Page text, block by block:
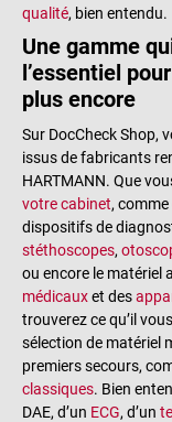
qualité, bien entendu.
Une gamme
l’essentiel
plus encore
Sur DocCheck Shop,
issus de fabricants
HARTMANN. Que
votre cabinet,
dispositifs de
stéthoscopes,
ou encore le matériel
médicauxet des
trouverez ce qu’il
sélection de matériel
premiers secours,
classiques. Bien
DAE, d’un ECG, d’un